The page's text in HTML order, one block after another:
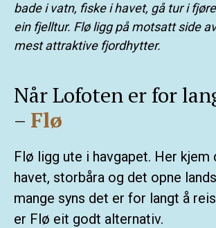
bade i vatn, fiske i havet, gå tur i
ein fjelltur. Flø ligg på motsatt side
mest attraktive fjordhytter.
Når Lofoten er for
– Flø
Flø ligg ute i havgapet. Her kjem
havet, storbåra og det opne
mange syns det er for langt å
er Flø eit godt alternativ.